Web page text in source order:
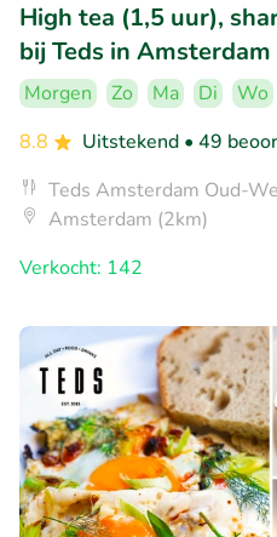
High tea (1,5 uur),
bij Teds in Amsterdam
Morgen Zo Ma Di Wo
8.8
Uitstekend • 49
Teds Amsterdam Oud-
Amsterdam (2km)
Verkocht: 142